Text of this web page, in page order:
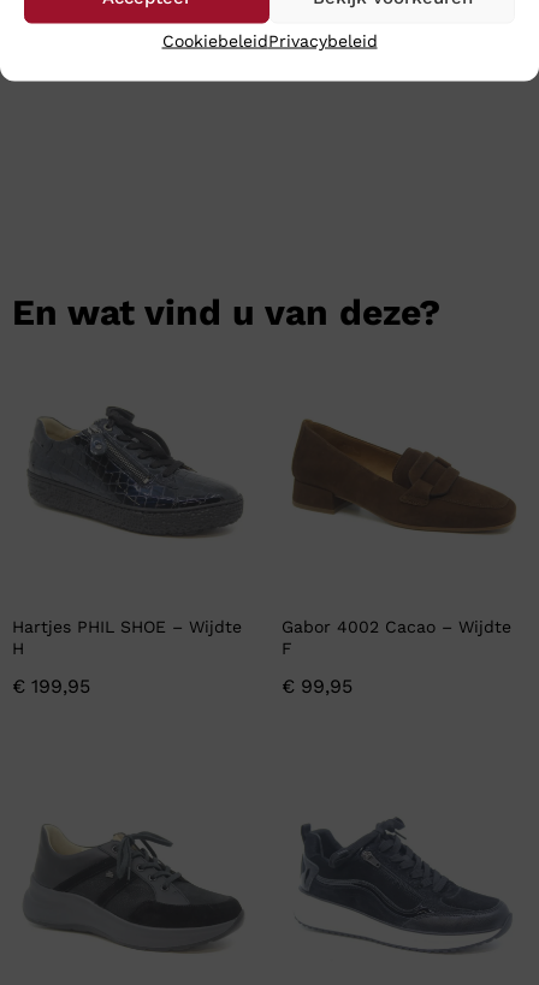
CookiebeleidPrivacybeleid
uw aankopen binnen 24 uur binnen.
En wat vind u van deze?
Hartjes PHIL SHOE – Wijdte
H
€ 199,95
Gabor 4002 Cacao – Wijdte
F
€ 99,95